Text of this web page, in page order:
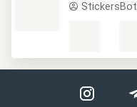
StickersBot